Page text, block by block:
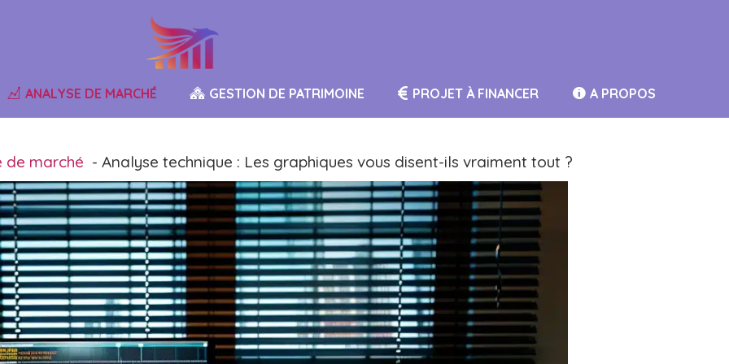
ANALYSE DE MARCHÉ GESTION DE PATRIMOINE PROJET À FINANCER A PROPOS
de marché Analyse technique : Les graphiques vous disent-ils vraiment tout ?